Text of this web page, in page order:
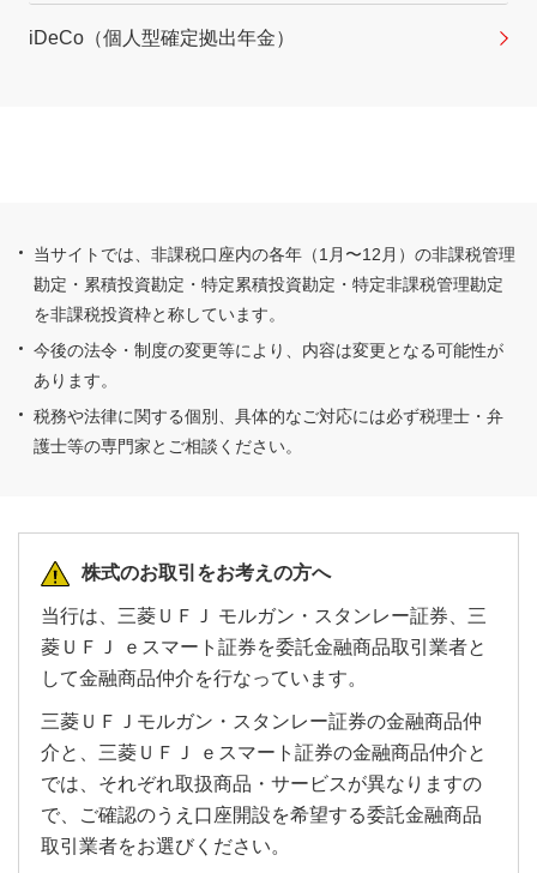
iDeCo（個人型確定拠出年金）
当サイトでは、非課税口座内の各年（1月〜12月）の非課税管理
勘定・累積投資勘定・特定累積投資勘定・特定非課税管理勘定
を非課税投資枠と称しています。
今後の法令・制度の変更等により、内容は変更となる可能性が
あります。
税務や法律に関する個別、具体的なご対応には必ず税理士・弁
護士等の専門家とご相談ください。
株式のお取引をお考えの方へ
当行は、三菱ＵＦＪ モルガン・スタンレー証券、三
菱ＵＦＪ ｅスマート証券を委託金融商品取引業者と
して金融商品仲介を行なっています。
三菱ＵＦＪモルガン・スタンレー証券の金融商品仲
介と、三菱ＵＦＪ ｅスマート証券の金融商品仲介と
では、それぞれ取扱商品・サービスが異なりますの
で、ご確認のうえ口座開設を希望する委託金融商品
取引業者をお選びください。